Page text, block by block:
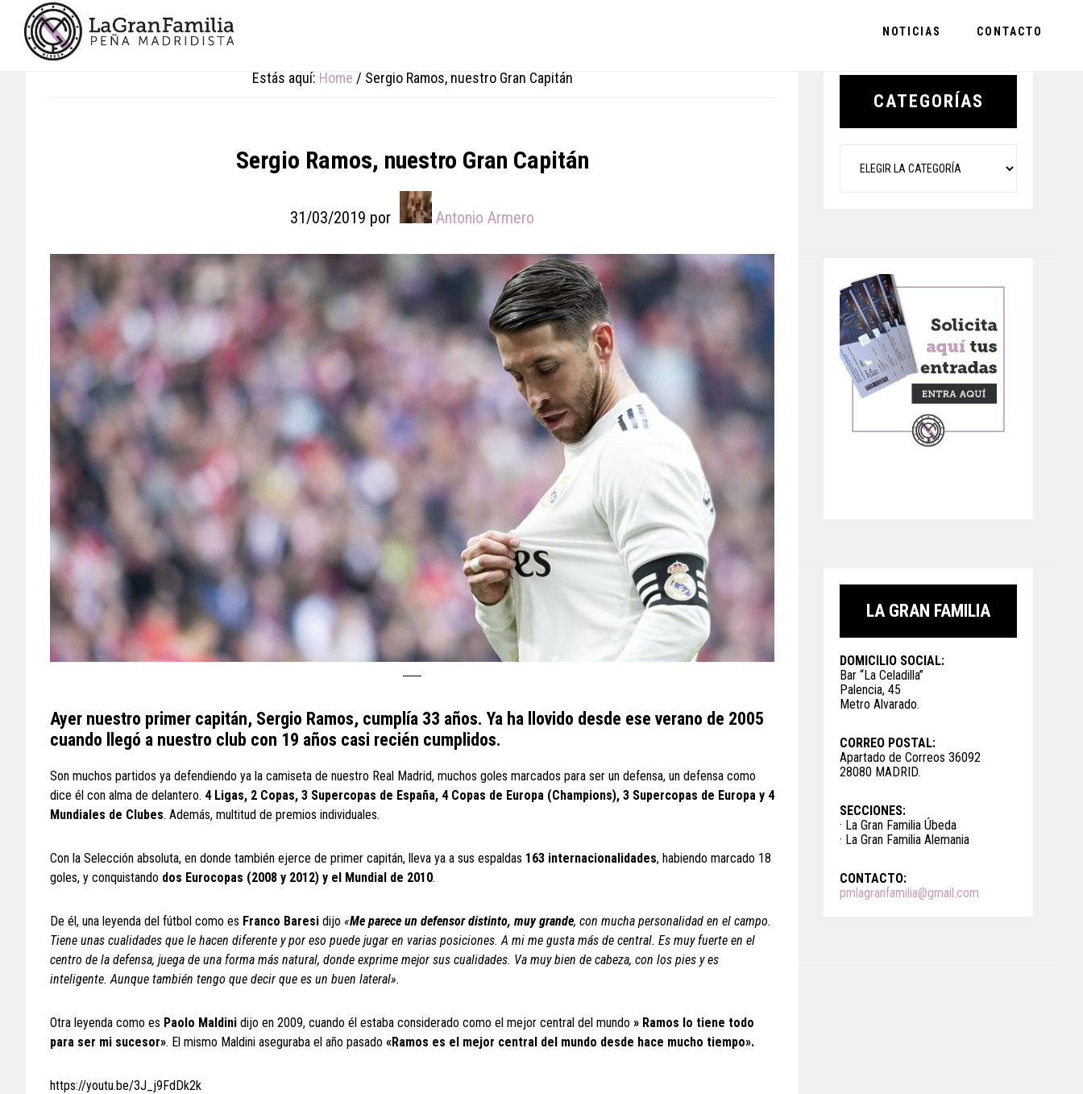
primary
footer
NOTICIAS CONTACTO
Estás aquí: Home / Sergio Ramos, nuestro Gran Capitán
Sergio Ramos, nuestro Gran Capitán
31/03/2019 por Antonio Armero
Ayer nuestro primer capitán, Sergio Ramos, cumplía 33 años. Ya ha llovido desde ese verano de 2005
cuando llegó a nuestro club con 19 años casi recién cumplidos.
Son muchos partidos ya defendiendo ya la camiseta de nuestro Real Madrid, muchos goles marcados para ser un defensa, un defensa como
dice él con alma de delantero. 4 Ligas, 2 Copas, 3 Supercopas de España, 4 Copas de Europa (Champions), 3 Supercopas de Europa y 4
Mundiales de Clubes. Además, multitud de premios individuales.
Con la Selección absoluta, en donde también ejerce de primer capitán, lleva ya a sus espaldas 163 internacionalidades, habiendo marcado 18
goles, y conquistando dos Eurocopas (2008 y 2012) y el Mundial de 2010.
De él, una leyenda del fútbol como es Franco Baresi dijo «Me parece un defensor distinto, muy grande, con mucha personalidad en el campo.
Tiene unas cualidades que le hacen diferente y por eso puede jugar en varias posiciones. A mi me gusta más de central. Es muy fuerte en el
centro de la defensa, juega de una forma más natural, donde exprime mejor sus cualidades. Va muy bien de cabeza, con los pies y es
inteligente. Aunque también tengo que decir que es un buen lateral».
Otra leyenda como es Paolo Maldini dijo en 2009, cuando él estaba considerado como el mejor central del mundo » Ramos lo tiene todo
para ser mi sucesor». El mismo Maldini aseguraba el año pasado «Ramos es el mejor central del mundo desde hace mucho tiempo».
https://youtu.be/3J_j9FdDk2k
Primary
CATEGORÍAS
LA GRAN FAMILIA
DOMICILIO SOCIAL:
Bar “La Celadilla”
Palencia, 45
Metro Alvarado.
CORREO POSTAL:
Apartado de Correos 36092
28080 MADRID.
SECCIONES:
· La Gran Familia Úbeda
· La Gran Familia Alemania
CONTACTO:
pmlagranfamilia@gmail.com